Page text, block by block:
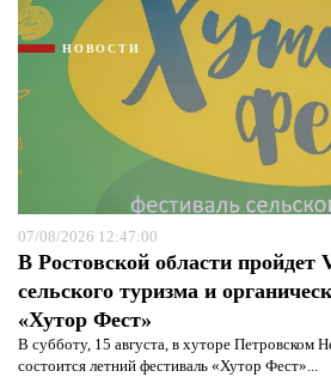
НОВОСТИ
07/08/2026 12:47:00
В Ростовской области пройдет
сельского туризма и
«Хутор Фест»
В субботу, 15 августа, в хуторе Петровском
состоится летний фестиваль «Хутор Фест»...